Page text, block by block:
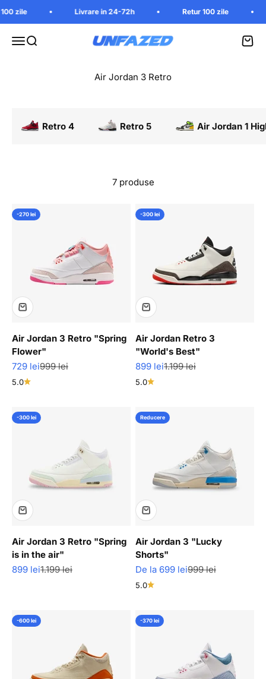
Mergi la continut
zile Livrare in 24-72h Retur 100 zile
Deschide meniu
Cauta in magazinUnfazed Vezi
Retro 4 Retro 5 Air Jordan 1
7 produse
-270 lei
Air Jordan 3 Retro "Spring
Flower"
Pret redus
729 leiPret normal
999 lei
5.0
-300 lei
Air Jordan Retro 3
"World's Best"
Pret redus
899 leiPret normal
1.199 lei
5.0
-300 lei
Air Jordan 3 Retro "Spring
is in the air"
Pret redus
899 leiPret normal
1.199 lei
Reducere
Air Jordan 3 "Lucky
Shorts"
Pret redus
De la 699 leiPret normal
999 lei
5.0
-600 lei -370 lei